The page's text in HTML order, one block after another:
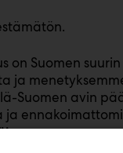
on Suomen
ja
Suomen avin
ja
.